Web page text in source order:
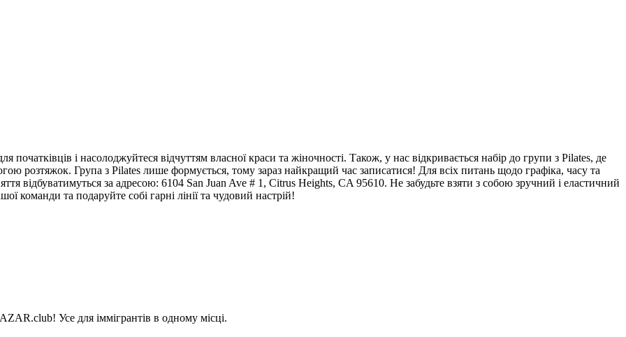
і насолоджуйтеся відчуттям власної краси та жіночності. Також, у нас відкривається набір до групи з Pilates, де
розтяжок. Група з Pilates лише формується, тому зараз найкращий час записатися! Для всіх питань щодо графіка, часу та
відбуватимуться за адресою: 6104 San Juan Ave # 1, Citrus Heights, CA 95610. Не забудьте взяти з собою зручний і еластичний
команди та подаруйте собі гарні лінії та чудовий настрій!
Усе для іммігрантів в одному місці.